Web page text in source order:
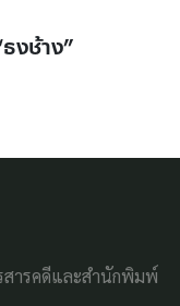
งช้าง”
สารคดีและสำนักพิมพ์